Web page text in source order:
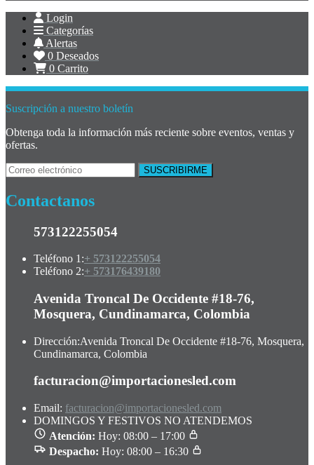
Login
Categorías
Alertas
0 Deseados
0 Carrito
Suscripción a nuestro boletín
Obtenga toda la información más reciente sobre eventos, ventas y
ofertas.
Contactanos
573122255054
Teléfono 1:+ 573122255054
Teléfono 2:+ 573176439180
Avenida Troncal De Occidente #18-76,
Mosquera, Cundinamarca, Colombia
Dirección:Avenida Troncal De Occidente #18-76, Mosquera,
Cundinamarca, Colombia
facturacion@importacionesled.com
Email: facturacion@importacionesled.com
DOMINGOS Y FESTIVOS NO ATENDEMOS
Atención: Hoy: 08:00 – 17:00
Despacho: Hoy: 08:00 – 16:30